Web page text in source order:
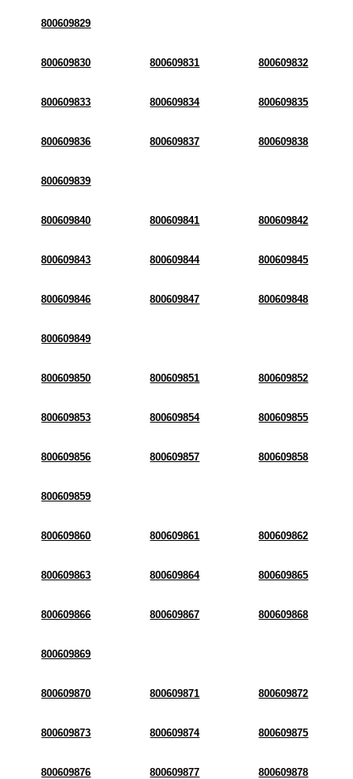
800609829
800609830 800609831 800609832
800609833 800609834 800609835
800609836 800609837 800609838
800609839
800609840 800609841 800609842
800609843 800609844 800609845
800609846 800609847 800609848
800609849
800609850 800609851 800609852
800609853 800609854 800609855
800609856 800609857 800609858
800609859
800609860 800609861 800609862
800609863 800609864 800609865
800609866 800609867 800609868
800609869
800609870 800609871 800609872
800609873 800609874 800609875
800609876 800609877 800609878